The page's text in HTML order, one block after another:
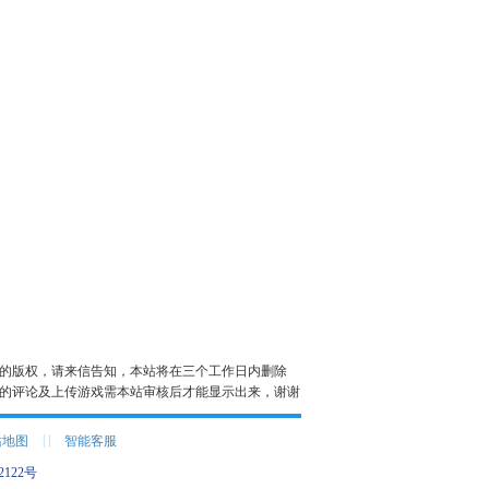
版权，请来信告知，本站将在三个工作日内删除
评论及上传游戏需本站审核后才能显示出来，谢谢
图 智能客服
号